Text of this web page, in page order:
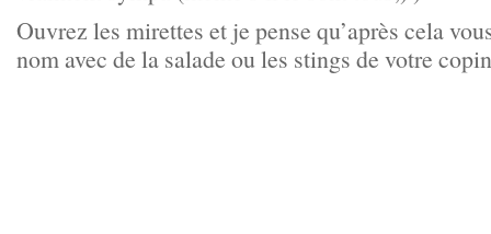
Ouvrez les mirettes et je pense qu’après cela
nom avec de la salade ou les stings de votre